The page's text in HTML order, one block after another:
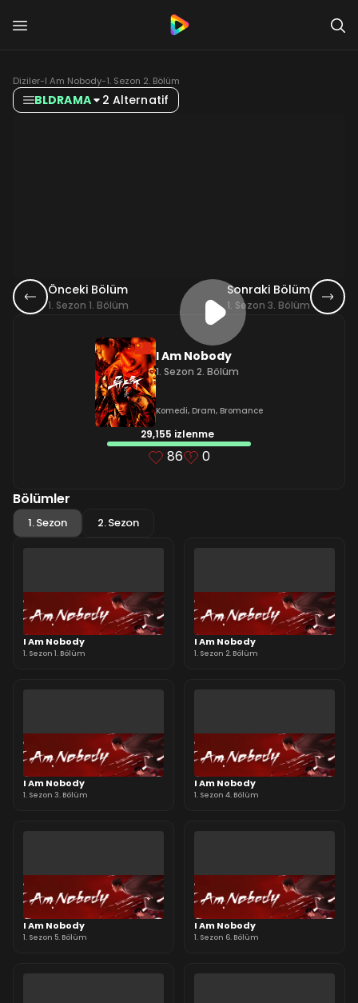
Diziler-I Am Nobody-1. Sezon 2. Bölüm
BLDRAMA 2 Alternatif
Önceki Bölüm
1. Sezon 1. Bölüm
Sonraki Bölüm
1. Sezon 3. Bölüm
I Am Nobody
1. Sezon 2. Bölüm
Komedi, Dram, Bromance
29,155 izlenme
86 0
Bölümler
1. Sezon 2. Sezon
I Am Nobody
1. Sezon 1. Bölüm
I Am Nobody
1. Sezon 2. Bölüm
I Am Nobody
1. Sezon 3. Bölüm
I Am Nobody
1. Sezon 4. Bölüm
I Am Nobody
1. Sezon 5. Bölüm
I Am Nobody
1. Sezon 6. Bölüm